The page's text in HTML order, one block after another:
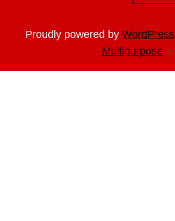
Proudly powered by WordPress
Multipurpose